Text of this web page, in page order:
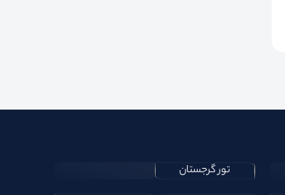
تور گرجستان